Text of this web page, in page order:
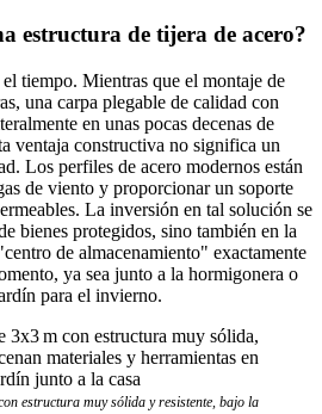
estructura de tijera de acero?
tiempo. Mientras que el montaje de
una carpa plegable de calidad con
en unas pocas decenas de
ventaja constructiva no significa un
Los perfiles de acero modernos están
de viento y proporcionar un soporte
La inversión en tal solución se
bienes protegidos, sino también en la
de almacenamiento" exactamente
ya sea junto a la hormigonera o
para el invierno.
estructura muy sólida y resistente, bajo la